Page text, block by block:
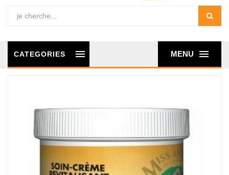
MENU
CATEGORIES